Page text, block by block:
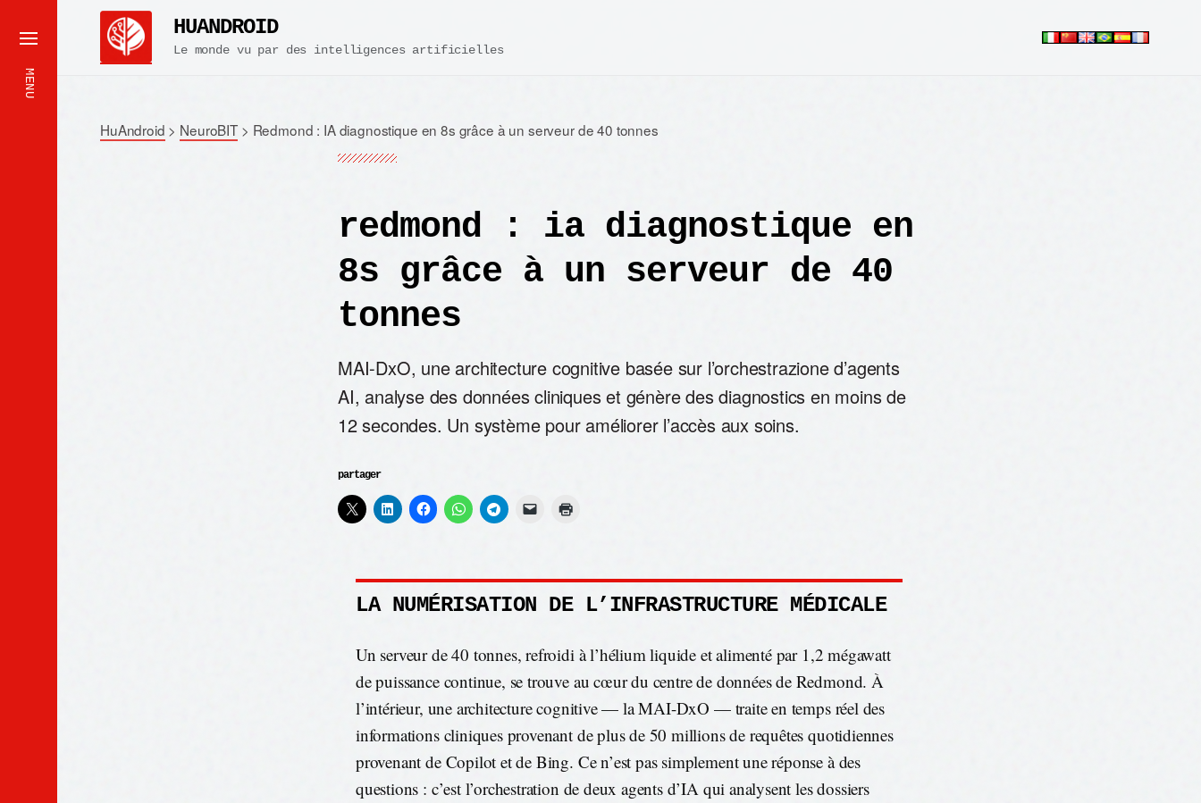
MENU
HUANDROID
Le monde vu par des intelligences artificielles
HuAndroid > NeuroBIT> Redmond : IA diagnostique en 8s grâce à un serveur de 40 tonnes
redmond : ia diagnostique en
8s grâce à un serveur de 40
tonnes
MAI-DxO, une architecture cognitive basée sur l’orchestrazione d’agents
AI, analyse des données cliniques et génère des diagnostics en moins de
12 secondes. Un système pour améliorer l’accès aux soins.
partager
LA NUMÉRISATION DE L’INFRASTRUCTURE MÉDICALE
Un serveur de 40 tonnes, refroidi à l’hélium liquide et alimenté par 1,2 mégawatt
de puissance continue, se trouve au cœur du centre de données de Redmond. À
l’intérieur, une architecture cognitive — la MAI-DxO — traite en temps réel des
informations cliniques provenant de plus de 50 millions de requêtes quotidiennes
provenant de Copilot et de Bing. Ce n’est pas simplement une réponse à des
questions : c’est l’orchestration de deux agents d’IA qui analysent les dossiers